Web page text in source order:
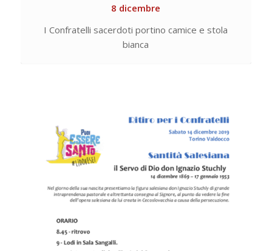
8 dicembre
I Confratelli sacerdoti portino camice e stola
bianca